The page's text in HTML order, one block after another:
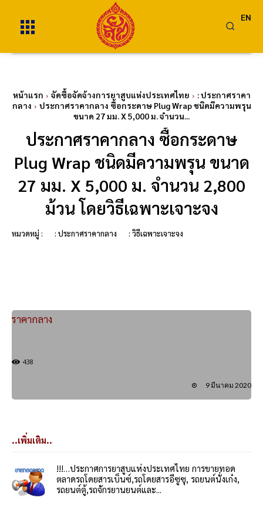
EN
หน้าแรก จัดซื้อจัดจ้างการยาสูบแห่งประเทศไทย
: ประกาศราคา
กลาง
ประกาศราคากลาง ซื้อกระดาษ Plug Wrap ชนิดมีความพรุน
ขนาด 27 มม. X 5,000 ม. จำนวน...
ประกาศราคากลาง ซื้อกระดาษ
Plug Wrap ชนิดมีความพรุน ขนาด
27 มม. X 5,000 ม. จำนวน 2,800
ม้วน โดยวิธีเฉพาะเจาะจง
หมวดหมู่ : : ประกาศราคากลาง : วิธีเฉพาะเจาะจง
ราคากลาง
438
9 มีนาคม 2020
..เพิ่มเติม..
!!!…ประกาศการยาสูบแห่งประเทศไทย การขายทอด
ตลาดรถโดยสารเบ็นซ์,รถโดยสารอีซูซุ, รถยนต์นั่งเก๋ง,
รถยนต์ตู้,รถจักรยานยนต์และ...